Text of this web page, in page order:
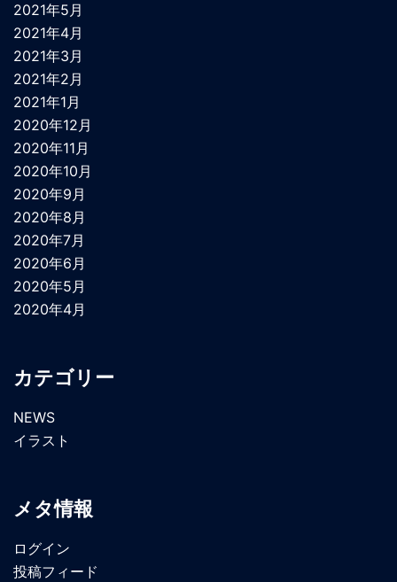
2021年5月
2021年4月
2021年3月
2021年2月
2021年1月
2020年12月
2020年11月
2020年10月
2020年9月
2020年8月
2020年7月
2020年6月
2020年5月
2020年4月
カテゴリー
NEWS
イラスト
メタ情報
ログイン
投稿フィード